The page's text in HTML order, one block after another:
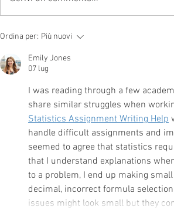
Ordina per: Più nuovi
Emily Jones
07 lug
I was reading through a few
share similar struggles when
Statistics Assignment Writing Help
handle difficult assignments and
seemed to agree that statistics
that I understand explanations
to a problem, I end up making
decimal, incorrect formula
issues might look small but they